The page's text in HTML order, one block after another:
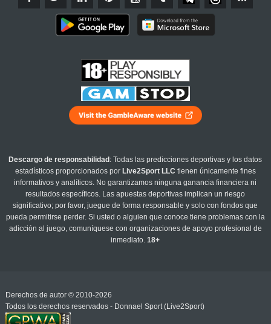
Descargo de responsabilidad : Todas las predicciones deportivas y los datos
estadísticos proporcionados por Live2Sport LLC tienen únicamente fines
informativos y analíticos. No garantizamos ninguna ganancia financiera ni
resultados específicos. Las apuestas deportivas implican un riesgo
significativo; por favor, juegue de forma responsable y solo con fondos que
pueda permitirse perder. Si usted o alguien que conoce tiene problemas con la
adicción al juego, comuníquese con organizaciones de apoyo profesional de
inmediato.18+
Derechos de autor © 2010-2026
Todos los derechos reservados - Donnael Sport (Live2Sport)